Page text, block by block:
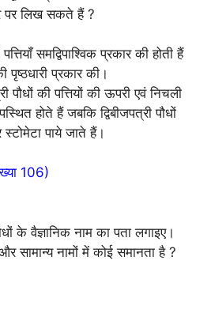
लिख सकते हैं ?
समद्विपाश्विक प्रकार की होती हैं
पृष्ठधारी प्रकार की।
पौधों की पत्तियों की ऊपरी एवं निचली
होते हैं जबकि द्विबीजपत्री पौधों
पाये जाते हैं।
106)
के वैज्ञानिक नाम का पता लगाइए।
सामान्य नामों में कोई समानता है ?